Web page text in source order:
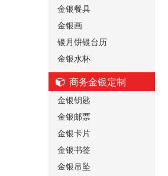
金银餐具
金银画
银月饼银台历
金银水杯
商务金银定制
金银钥匙
金银邮票
金银卡片
金银书签
金银吊坠